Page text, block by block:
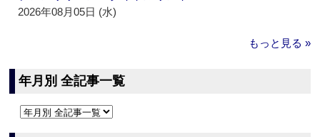
2026年08月05日 (水)
もっと見る »
年月別 全記事一覧